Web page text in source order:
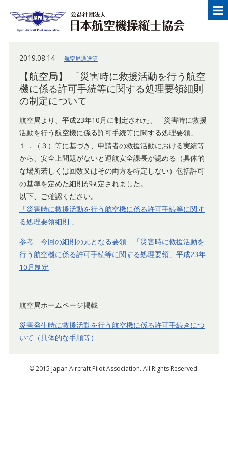
Japan Aircraft Pilot Association 公
2019.08.14 航空局通達等
【航空局】 「災害時に救援活動を行う航空
機に係る許可手続等に関する処理要領細則
の制定について」
航空局より、平成23年10月に制定された、「災害時に救援
活動を行う航空機に係る許可手続等に関する処理要領」
１．（３）等に基づき、申請者の救援活動における実績等
から、安全上問題がないと運航安全課長が認める（具体的
な場所若しくは回数又はその両方を特定しない）包括許可
の基準を定めた細則が制定されました。
以下、ご確認ください。
「災害時に救援活動を行う航空機に係る許可手続等に関す
る処理要領細則 」
参考 今回の細則の元となる要領 「災害時に救援活動を
行う航空機に係る許可手続等に関する処理要領」平成23年
10月制定
航空局ホームページ掲載
災害発生時に救援活動を行う航空機に係る許可手続きにつ
いて（具体的な手順等）
© 2015 Japan Aircraft Pilot Association. All Rights Reserved.